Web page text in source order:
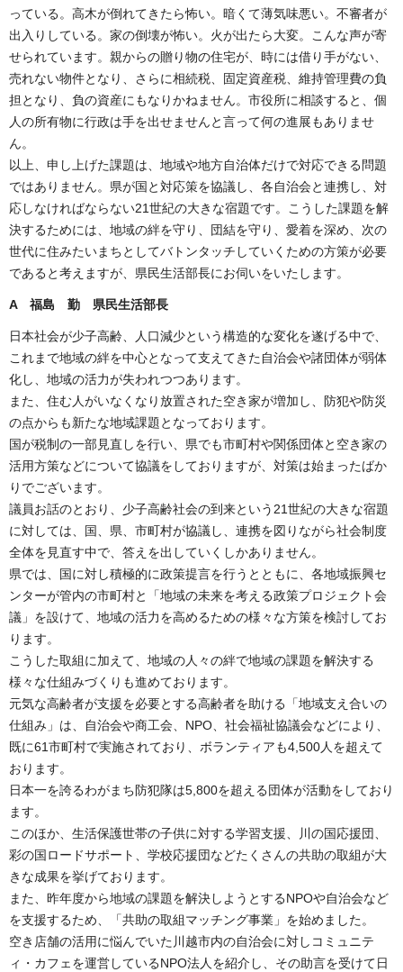
っている。高木が倒れてきたら怖い。暗くて薄気味悪い。不審者が
出入りしている。家の倒壊が怖い。火が出たら大変。こんな声が寄
せられています。親からの贈り物の住宅が、時には借り手がない、
売れない物件となり、さらに相続税、固定資産税、維持管理費の負
担となり、負の資産にもなりかねません。市役所に相談すると、個
人の所有物に行政は手を出せませんと言って何の進展もありませ
ん。
以上、申し上げた課題は、地域や地方自治体だけで対応できる問題
ではありません。県が国と対応策を協議し、各自治会と連携し、対
応しなければならない21世紀の大きな宿題です。こうした課題を解
決するためには、地域の絆を守り、団結を守り、愛着を深め、次の
世代に住みたいまちとしてバトンタッチしていくための方策が必要
であると考えますが、県民生活部長にお伺いをいたします。
A 福島 勤 県民生活部長
日本社会が少子高齢、人口減少という構造的な変化を遂げる中で、
これまで地域の絆を中心となって支えてきた自治会や諸団体が弱体
化し、地域の活力が失われつつあります。
また、住む人がいなくなり放置された空き家が増加し、防犯や防災
の点からも新たな地域課題となっております。
国が税制の一部見直しを行い、県でも市町村や関係団体と空き家の
活用方策などについて協議をしておりますが、対策は始まったばか
りでございます。
議員お話のとおり、少子高齢社会の到来という21世紀の大きな宿題
に対しては、国、県、市町村が協議し、連携を図りながら社会制度
全体を見直す中で、答えを出していくしかありません。
県では、国に対し積極的に政策提言を行うとともに、各地域振興セ
ンターが管内の市町村と「地域の未来を考える政策プロジェクト会
議」を設けて、地域の活力を高めるための様々な方策を検討してお
ります。
こうした取組に加えて、地域の人々の絆で地域の課題を解決する
様々な仕組みづくりも進めております。
元気な高齢者が支援を必要とする高齢者を助ける「地域支え合いの
仕組み」は、自治会や商工会、NPO、社会福祉協議会などにより、
既に61市町村で実施されており、ボランティアも4,500人を超えて
おります。
日本一を誇るわがまち防犯隊は5,800を超える団体が活動をしており
ます。
このほか、生活保護世帯の子供に対する学習支援、川の国応援団、
彩の国ロードサポート、学校応援団などたくさんの共助の取組が大
きな成果を挙げております。
また、昨年度から地域の課題を解決しようとするNPOや自治会など
を支援するため、「共助の取組マッチング事業」を始めました。
空き店舗の活用に悩んでいた川越市内の自治会に対しコミュニテ
ィ・カフェを運営しているNPO法人を紹介し、その助言を受けて日